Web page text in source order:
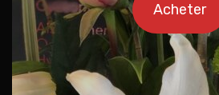
Acheter